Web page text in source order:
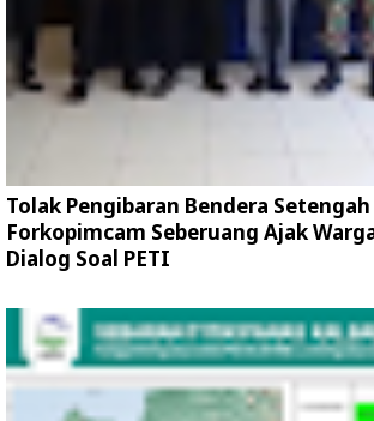
Tolak Pengibaran Bendera
Forkopimcam Seberuang Ajak
Dialog Soal PETI